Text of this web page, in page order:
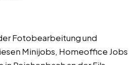
Fotobearbeitung und
Minijobs, Homeoffice Jobs